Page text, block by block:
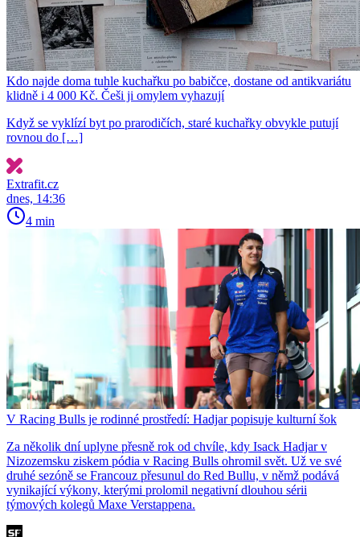
Kdo najde doma tuhle kuchařku po babičce, dostane od antikvariátu
klidně i 4 000 Kč. Češi ji omylem vyhazují
Když se vyklízí byt po prarodičích, staré kuchařky obvykle putují
rovnou do […]
Extrafit.cz
dnes, 14:36
4 min
V Racing Bulls je rodinné prostředí: Hadjar popisuje kulturní šok
Za několik dní uplyne přesně rok od chvíle, kdy Isack Hadjar v
Nizozemsku ziskem pódia v Racing Bulls ohromil svět. Už ve své
druhé sezóně se Francouz přesunul do Red Bullu, v němž podává
vynikající výkony, kterými prolomil negativní dlouhou sérii
týmových kolegů Maxe Verstappena.